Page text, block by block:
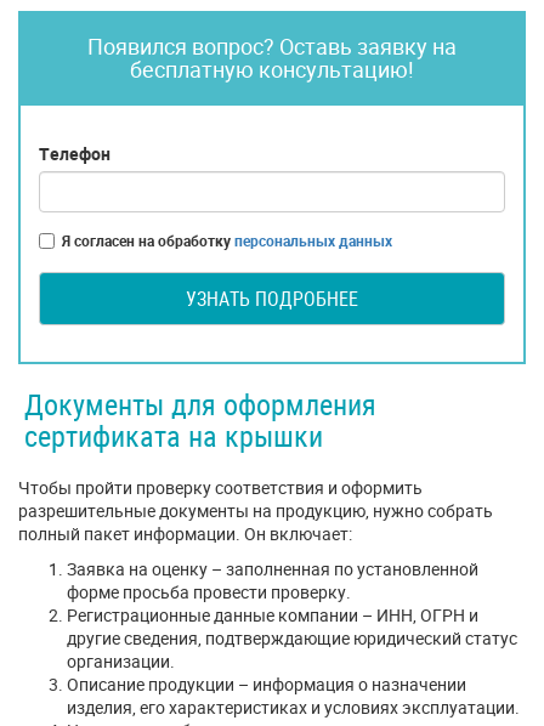
Появился вопрос? Оставь заявку на
бесплатную консультацию!
Телефон
Я согласен на обработкуперсональных данных
УЗНАТЬ ПОДРОБНЕЕ
Документы для оформления
сертификата на крышки
Чтобы пройти проверку соответствия и оформить
разрешительные документы на продукцию, нужно собрать
полный пакет информации. Он включает:
Заявка на оценку – заполненная по установленной
форме просьба провести проверку.
Регистрационные данные компании – ИНН, ОГРН и
другие сведения, подтверждающие юридический статус
организации.
Описание продукции – информация о назначении
изделия, его характеристиках и условиях эксплуатации.